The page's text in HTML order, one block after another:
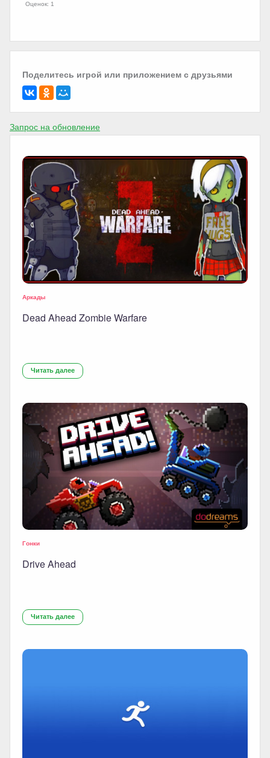
Оценок: 1
Поделитесь игрой или приложением с друзьями
Запрос на обновление
Аркады
Dead Ahead Zombie Warfare
Читать далее
Гонки
Drive Ahead
Читать далее